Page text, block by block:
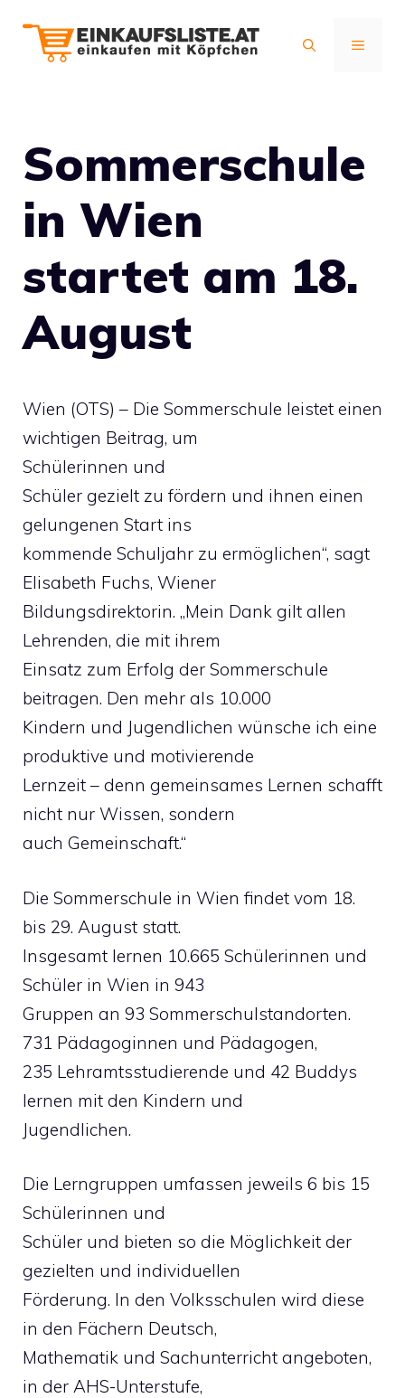
Inhalt
MENÜ
Sommerschule
in Wien
startet am 18.
August
Wien (OTS) – Die Sommerschule leistet einen
wichtigen Beitrag, um
Schülerinnen und
Schüler gezielt zu fördern und ihnen einen
gelungenen Start ins
kommende Schuljahr zu ermöglichen“, sagt
Elisabeth Fuchs, Wiener
Bildungsdirektorin. „Mein Dank gilt allen
Lehrenden, die mit ihrem
Einsatz zum Erfolg der Sommerschule
beitragen. Den mehr als 10.000
Kindern und Jugendlichen wünsche ich eine
produktive und motivierende
Lernzeit – denn gemeinsames Lernen schafft
nicht nur Wissen, sondern
auch Gemeinschaft.“
Die Sommerschule in Wien findet vom 18.
bis 29. August statt.
Insgesamt lernen 10.665 Schülerinnen und
Schüler in Wien in 943
Gruppen an 93 Sommerschulstandorten.
731 Pädagoginnen und Pädagogen,
235 Lehramtsstudierende und 42 Buddys
lernen mit den Kindern und
Jugendlichen.
Die Lerngruppen umfassen jeweils 6 bis 15
Schülerinnen und
Schüler und bieten so die Möglichkeit der
gezielten und individuellen
Förderung. In den Volksschulen wird diese
in den Fächern Deutsch,
Mathematik und Sachunterricht angeboten,
in der AHS-Unterstufe,